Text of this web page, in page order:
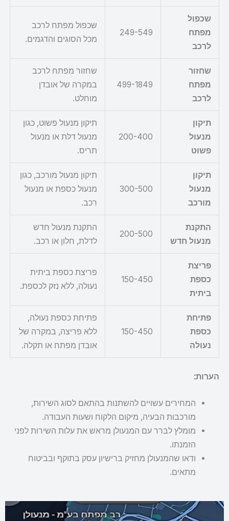
שכפול
מפתח
לרכב
249-549
שכפול מפתח לרכב
מכל הסוגים והדגמים.
שחזור
מפתח
לרכב
499-1849
שחזור מפתח לרכב
במקרה של אובדן
מוחלט.
תיקון
מנעול
פשוט
200-400
תיקון מנעול פשוט, כגון
מנעול דלת או מנעול
תריס.
תיקון
מנעול
מורכב
300-500
תיקון מנעול מורכב, כגון
מנעול כספת או מנעול
רכב.
התקנת
מנעול חדש
200-500
התקנת מנעול חדש
לדלת, חלון או רכב.
פריצת
כספת
ביתית
150-450
פריצת כספת ביתית
נעולה, ללא נזק לכספת.
פתיחת
כספת
נעולה
150-450
פתיחת כספת נעולה,
ללא פריצה, במקרה של
אובדן מפתח או תקלה.
הערות:
המחירים עשויים להשתנות בהתאם לסוג השירות,
מורכבות הבעיה, מיקום הלקוח ושעות העבודה.
מומלץ לברר עם המנעולן מראש את עלות השירות לפני
הזמנתו.
ודאו שהמנעולן מחזיק ברישיון עסק בתוקף ובביטוח
מתאים.